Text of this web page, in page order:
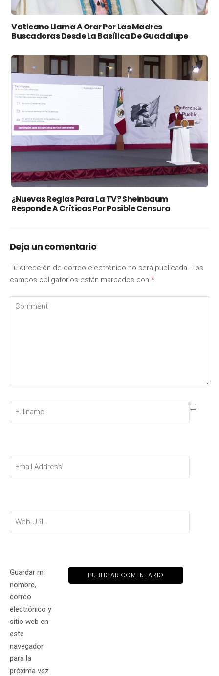
Vaticano Llama A Orar Por Las Madres
Buscadoras Desde La Basílica De Guadalupe
¿Nuevas Reglas Para La TV? Sheinbaum
Responde A Críticas Por Posible Censura
Deja un comentario
Tu dirección de correo electrónico no será publicada. Los
campos obligatorios están marcados con *
Guardar mi
nombre,
correo
electrónico y
sitio web en
este
navegador
para la
próxima vez